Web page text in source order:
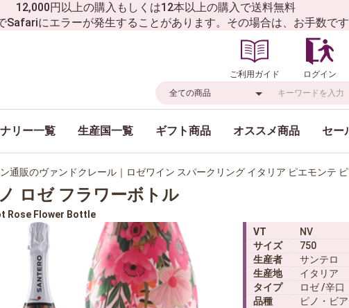
12,000円以上の購入もしくは12本以上の購入で送料無料
にエラーが発生することがあります。その場合は、お手数で
ご利用ガイド ログイン
リー一覧 生産国一覧 ギフト商品 オススメ商品 セー
通販のヴァンドクレール｜ロゼワイン スパークリング イタリア ピエモンテ
ロゼ フラワーボトル
Rose Flower Bottle
VT
NV
サイズ
750
生産者
サンテロ
生産地
イタリア
タイプ
ロゼ /辛口
品種
ピノ・ビ